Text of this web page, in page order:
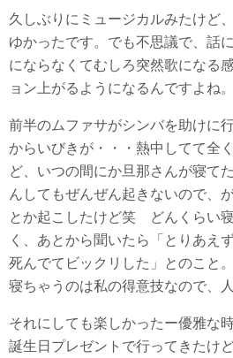
久しぶりにミュージカルみたけど
ゆかったです。でも不思議で、話
にならなくてむしろ突然歌になる
ョン上がるようになるんですよね。
前半のムファサがシンバを助けに
からいびきが・・・熱中してて全
ど、いつの間にか旦那さんが寝て
んしてもぜんぜん起きないので、
とか起こしたけど笑 どんくらい
く、あとから聞いたら「とりあえ
死んでてビックリした」とのこと
寝ちゃうのは私の得意技なので、
それにしても楽しかったー優雅な
誕生日プレゼントで行ってきたけ